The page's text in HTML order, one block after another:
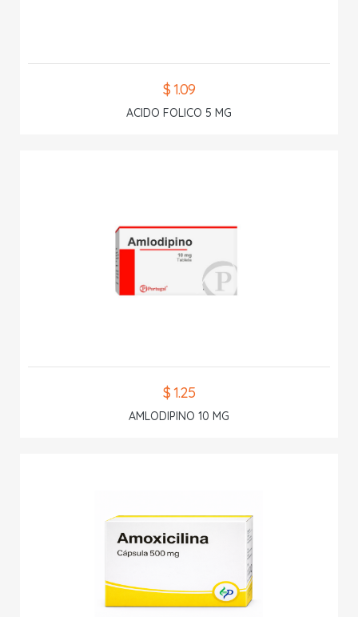
$ 1.09
ACIDO FOLICO 5 MG
$ 1.25
AMLODIPINO 10 MG